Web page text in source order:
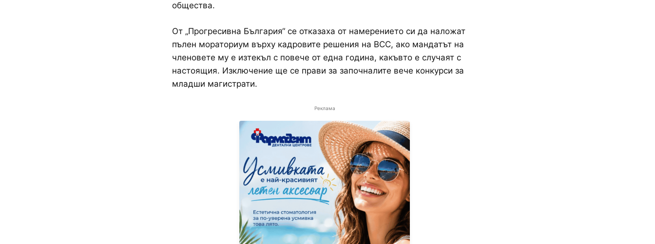
общества.
От „Прогресивна България“ се отказаха от намерението си да наложат
пълен мораториум върху кадровите решения на ВСС, ако мандатът на
членовете му е изтекъл с повече от една година, какъвто е случаят с
настоящия. Изключение ще се прави за започналите вече конкурси за
младши магистрати.
Реклама